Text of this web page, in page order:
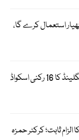
استعمال کرے گا،
پاکستان کیخلاف ٹیسٹ سیریز ، انگلینڈ کا 16 رکنی اسکواڈ
ثابت؛ کرکٹر حمزہ